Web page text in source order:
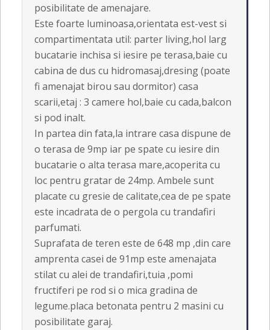
posibilitate de amenajare.
Este foarte luminoasa,orientata est-vest si
compartimentata util: parter living,hol larg
bucatarie inchisa si iesire pe terasa,baie cu
cabina de dus cu hidromasaj,dresing (poate
fi amenajat birou sau dormitor) casa
scarii,etaj : 3 camere hol,baie cu cada,balcon
si pod inalt.
In partea din fata,la intrare casa dispune de
o terasa de 9mp iar pe spate cu iesire din
bucatarie o alta terasa mare,acoperita cu
loc pentru gratar de 24mp. Ambele sunt
placate cu gresie de calitate,cea de pe spate
este incadrata de o pergola cu trandafiri
parfumati.
Suprafata de teren este de 648 mp ,din care
amprenta casei de 91mp este amenajata
stilat cu alei de trandafiri,tuia ,pomi
fructiferi pe rod si o mica gradina de
legume.placa betonata pentru 2 masini cu
posibilitate garaj.